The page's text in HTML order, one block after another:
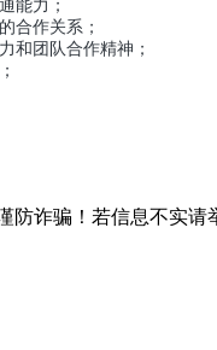
能力；
合作关系；
和团队合作精神；
防诈骗！若信息不实请